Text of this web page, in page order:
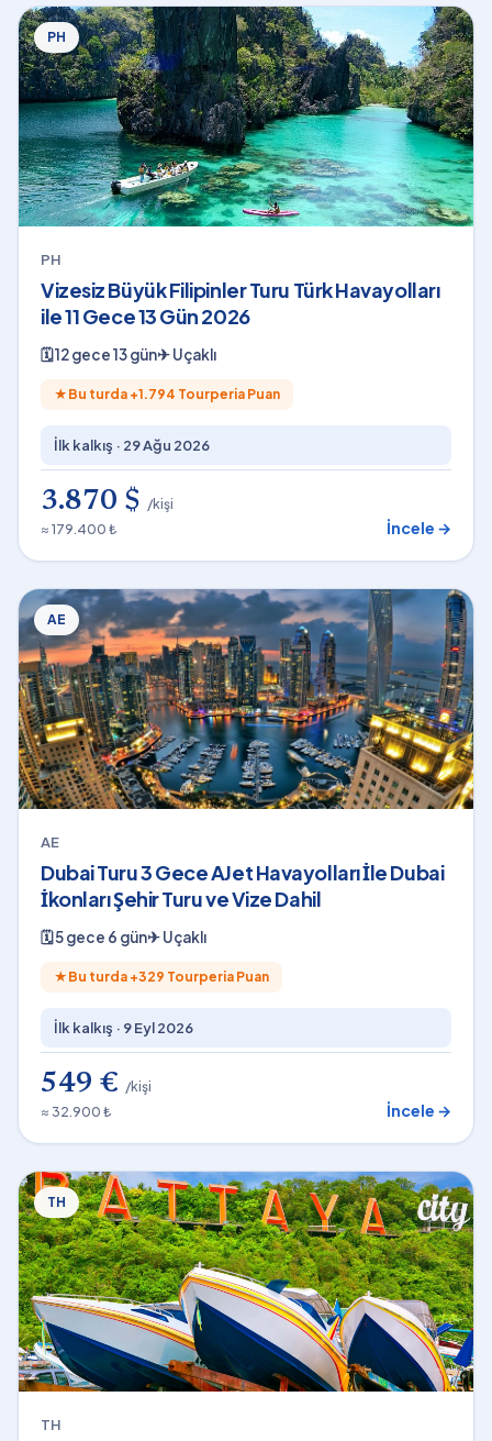
PH
PH
Vizesiz Büyük Filipinler Turu Türk Havayolları
ile 11 Gece 13 Gün 2026
🗓12 gece 13 gün✈Uçaklı
★ Bu turda +1.794 Tourperia Puan
İlk kalkış · 29 Ağu 2026
3.870 $ /kişi
≈ 179.400 ₺
İncele →
AE
AE
Dubai Turu 3 Gece AJet Havayolları İle Dubai
İkonları Şehir Turu ve Vize Dahil
🗓5 gece 6 gün✈Uçaklı
★ Bu turda +329 Tourperia Puan
İlk kalkış · 9 Eyl 2026
549 € /kişi
≈ 32.900 ₺
İncele →
TH
TH